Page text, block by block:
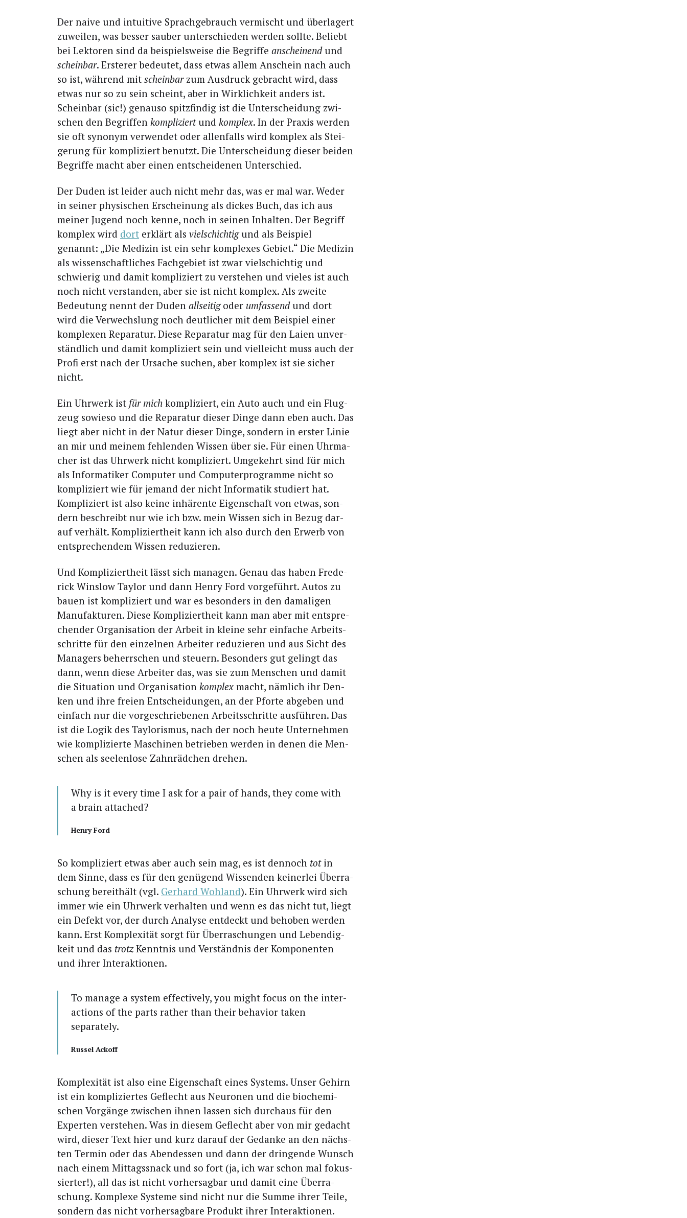
Der nai­ve und intui­ti­ve Sprach­ge­brauch ver­mischt und über­la­gert
zuwei­len, was bes­ser sau­ber unter­schie­den wer­den soll­te. Beliebt
bei Lek­to­ren sind da bei­spiels­wei­se die Begrif­fe anschei­nendund
schein­bar. Ers­te­rer bedeu­tet, dass etwas allem Anschein nach auch
so ist, wäh­rend mit schein­barzum Aus­druck gebracht wird, dass
etwas nur so zu sein scheint, aber in Wirk­lich­keit anders ist.
Schein­bar (sic!) genau­so spitz­fin­dig ist die Unter­schei­dung zwi­
schen den Begrif­fen kom­pli­ziertund kom­plex. In der Pra­xis wer­den
sie oft syn­onym ver­wen­det oder allen­falls wird kom­plex als Stei­
ge­rung für kom­pli­ziert benutzt. Die Unter­schei­dung die­ser bei­den
Begrif­fe macht aber einen ent­schei­de­nen Unterschied.
Der Duden ist lei­der auch nicht mehr das, was er mal war. Weder
in sei­ner phy­si­schen Erschei­nung als dickes Buch, das ich aus
mei­ner Jugend noch ken­ne, noch in sei­nen Inhal­ten. Der Begriff
kom­plex wird dort erklärt als viel­schich­tigund als Bei­spiel
genannt: „Die Medi­zin ist ein sehr kom­ple­xes Gebiet.“ Die Medi­zin
als wis­sen­schaft­li­ches Fach­ge­biet ist zwar viel­schich­tig und
schwie­rig und damit kom­pli­ziert zu ver­ste­hen und vie­les ist auch
noch nicht ver­stan­den, aber sie ist nicht kom­plex. Als zwei­te
Bedeu­tung nennt der Duden all­sei­tigoder umfas­sendund dort
wird die Ver­wechs­lung noch deut­li­cher mit dem Bei­spiel einer
kom­ple­xen Repa­ra­tur. Die­se Repa­ra­tur mag für den Lai­en unver­
ständ­lich und damit kom­pli­ziert sein und viel­leicht muss auch der
Pro­fi erst nach der Ursa­che suchen, aber kom­plex ist sie sicher
nicht.
Ein Uhr­werk ist für mich kom­pli­ziert, ein Auto auch und ein Flug­
zeug sowie­so und die Repa­ra­tur die­ser Din­ge dann eben auch. Das
liegt aber nicht in der Natur die­ser Din­ge, son­dern in ers­ter Linie
an mir und mei­nem feh­len­den Wis­sen über sie. Für einen Uhr­ma­
cher ist das Uhr­werk nicht kom­pli­ziert. Umge­kehrt sind für mich
als Infor­ma­ti­ker Com­pu­ter und Com­pu­ter­pro­gram­me nicht so
kom­pli­ziert wie für jemand der nicht Infor­ma­tik stu­diert hat.
Kom­pli­ziert ist also kei­ne inhä­ren­te Eigen­schaft von etwas, son­
dern beschreibt nur wie ich bzw. mein Wis­sen sich in Bezug dar­
auf ver­hält. Kom­pli­ziert­heit kann ich also durch den Erwerb von
ent­spre­chen­dem Wis­sen reduzieren.
Und Kom­pli­ziert­heit lässt sich mana­gen. Genau das haben Fre­de­
rick Win­slow Tay­lor und dann Hen­ry Ford vor­ge­führt. Autos zu
bau­en ist kom­pli­ziert und war es beson­ders in den dama­li­gen
Manu­fak­tu­ren. Die­se Kom­pli­ziert­heit kann man aber mit ent­spre­
chen­der Orga­ni­sa­ti­on der Arbeit in klei­ne sehr ein­fa­che Arbeits­
schrit­te für den ein­zel­nen Arbei­ter redu­zie­ren und aus Sicht des
Mana­gers beherr­schen und steu­ern. Beson­ders gut gelingt das
dann, wenn die­se Arbei­ter das, was sie zum Men­schen und damit
die Situa­ti­on und Orga­ni­sa­ti­on kom­plex macht, näm­lich ihr Den­
ken und ihre frei­en Ent­schei­dun­gen, an der Pfor­te abge­ben und
ein­fach nur die vor­ge­schrie­be­nen Arbeits­schrit­te aus­füh­ren. Das
ist die Logik des Tay­lo­ris­mus, nach der noch heu­te Unter­neh­men
wie kom­pli­zier­te Maschi­nen betrie­ben wer­den in denen die Men­
schen als see­len­lo­se Zahn­räd­chen drehen.
Why is it every time I ask for a pair of hands, they come with
a brain attached?
Hen­ry Ford
So kom­pli­ziert etwas aber auch sein mag, es ist den­noch totin
dem Sin­ne, dass es für den genü­gend Wis­sen­den kei­ner­lei Über­ra­
schung bereit­hält (vgl. Ger­hard Woh­l­and). Ein Uhr­werk wird sich
immer wie ein Uhr­werk ver­hal­ten und wenn es das nicht tut, liegt
ein Defekt vor, der durch Ana­ly­se ent­deckt und beho­ben wer­den
kann. Erst Kom­ple­xi­tät sorgt für Über­ra­schun­gen und Leben­dig­
keit und das trotzKennt­nis und Ver­ständ­nis der Kom­po­nen­ten
und ihrer Interaktionen.
To mana­ge a sys­tem effec­tively, you might focus on the inter­
ac­tions of the parts rather than their beha­vi­or taken
separately.
Rus­sel Ackoff
Kom­ple­xi­tät ist also eine Eigen­schaft eines Sys­tems. Unser Gehirn
ist ein kom­pli­zier­tes Geflecht aus Neu­ro­nen und die bio­che­mi­
schen Vor­gän­ge zwi­schen ihnen las­sen sich durch­aus für den
Exper­ten ver­ste­hen. Was in die­sem Geflecht aber von mir gedacht
wird, die­ser Text hier und kurz dar­auf der Gedan­ke an den nächs­
ten Ter­min oder das Abend­essen und dann der drin­gen­de Wunsch
nach einem Mit­tags­snack und so fort (ja, ich war schon mal fokus­
sier­ter!), all das ist nicht vor­her­sag­bar und damit eine Über­ra­
schung. Kom­ple­xe Sys­te­me sind nicht nur die Sum­me ihrer Tei­le,
son­dern das nicht vor­her­sag­ba­re Pro­dukt ihrer Interaktionen.